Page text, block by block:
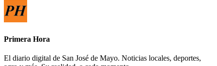
Primera Hora
El diario digital de San José de Mayo. Noticias locales, deportes,